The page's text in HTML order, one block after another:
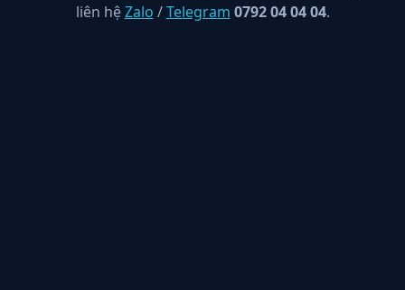
liên hệZalo /Telegram 0792 04 04 04.